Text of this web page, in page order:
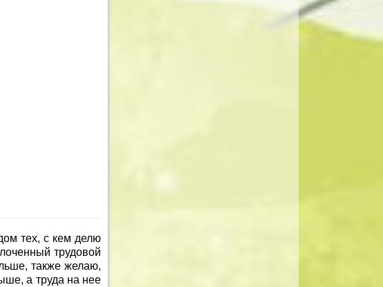
тех, с кем делю
трудовой
также желаю,
а труда на нее